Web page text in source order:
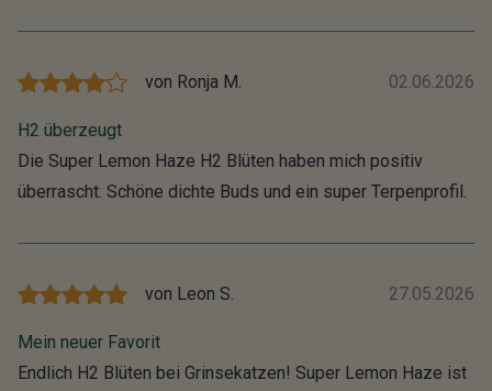
von Ronja M. 02.06.2026
H2 überzeugt
Die Super Lemon Haze H2 Blüten haben mich positiv
überrascht. Schöne dichte Buds und ein super Terpenprofil.
von Leon S. 27.05.2026
Mein neuer Favorit
Endlich H2 Blüten bei Grinsekatzen! Super Lemon Haze ist